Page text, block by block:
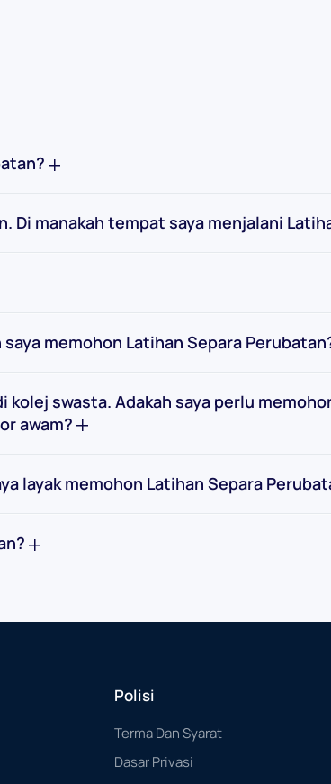
Di manakah tempat saya menjalani
memohon Latihan Separa
swasta. Adakah saya perlu
awam?
layak memohon Latihan Separa
Polisi
Terma Dan Syarat
Dasar Privasi